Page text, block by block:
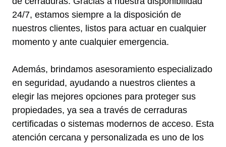
24/7, estamos siempre a la disposición de
nuestros clientes, listos para actuar en cualquier
momento y ante cualquier emergencia.
Además, brindamos asesoramiento especializado
en seguridad, ayudando a nuestros clientes a
elegir las mejores opciones para proteger sus
propiedades, ya sea a través de cerraduras
certificadas o sistemas modernos de acceso. Esta
atención cercana y personalizada es uno de los